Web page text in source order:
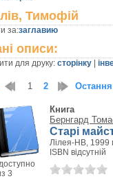
Тимофій
за:заглавию
описи:
для друку: сторінку
1 2 Остання
3
Книга
Бернгард
Старі
Лілея-НВ, 1999
ISBN відсутній